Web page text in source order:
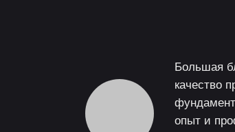
Большая
качество
опыт и